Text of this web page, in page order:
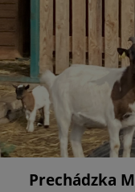
Prechádzka